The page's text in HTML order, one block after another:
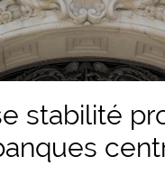
stabilité